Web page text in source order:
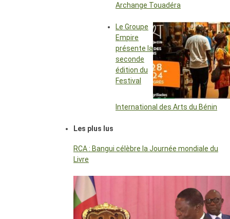
Archange Touadéra
Le Groupe
Empire
présente la
seconde
édition du
Festival
International des Arts du Bénin
Les plus lus
RCA : Bangui célèbre la Journée mondiale du
Livre